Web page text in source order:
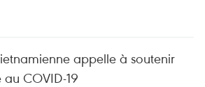
appelle à soutenir
COVID-19